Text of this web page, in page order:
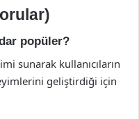
popüler?
sunarak kullanıcıların
geliştirdiği için